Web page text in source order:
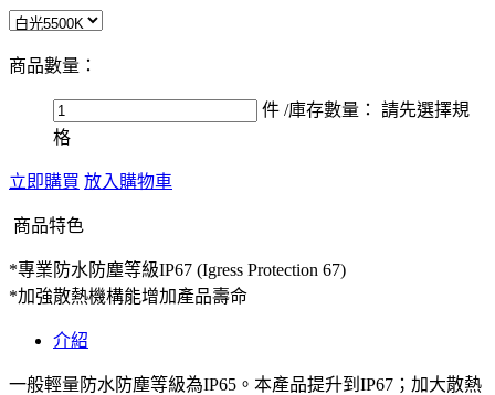
商品數量：
件 /庫存數量： 請先選擇規
格
立即購買 放入購物車
商品特色
*專業防水防塵等級IP67 (Igress Protection 67)
*加強散熱機構能增加產品壽命
介紹
一般輕量防水防塵等級為IP65。本產品提升到IP67；加大散熱